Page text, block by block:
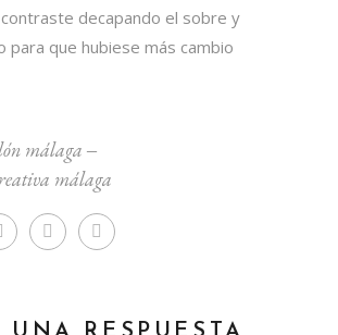
decapando el sobre y
para que hubiese más cambio
málaga ‒
málaga